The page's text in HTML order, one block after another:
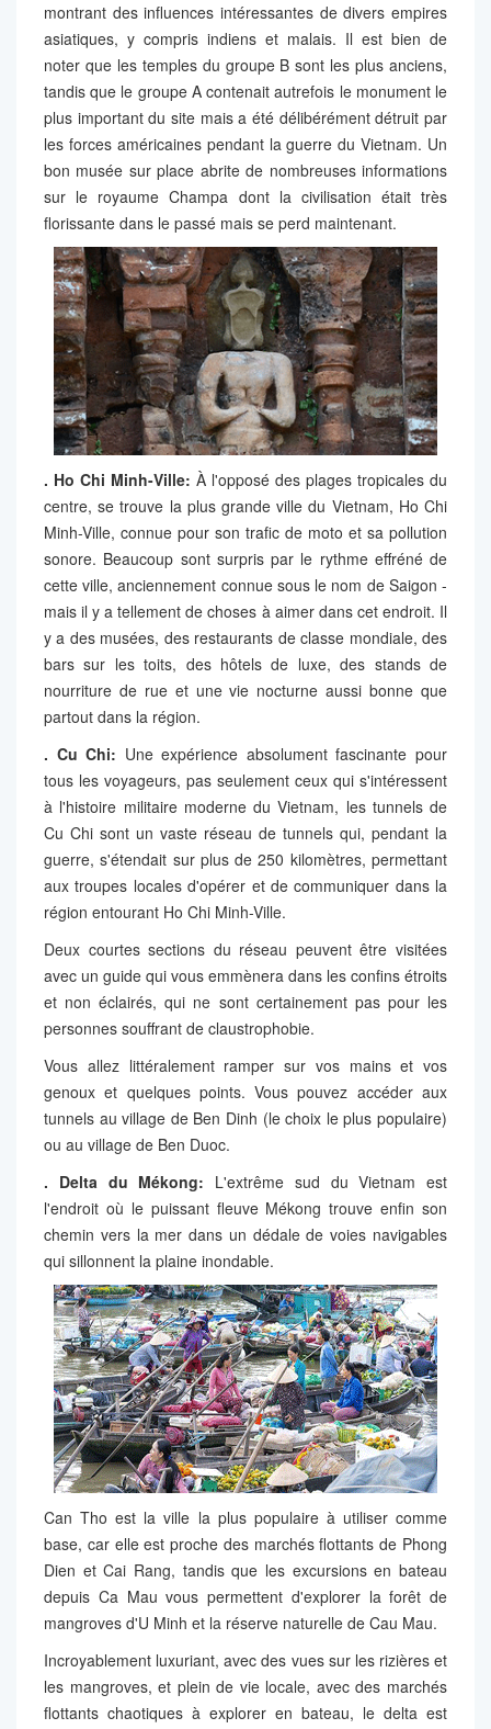
montrant des influences intéressantes de divers empires
asiatiques, y compris indiens et malais. Il est bien de
noter que les temples du groupe B sont les plus anciens,
tandis que le groupe A contenait autrefois le monument le
plus important du site mais a été délibérément détruit par
les forces américaines pendant la guerre du Vietnam. Un
bon musée sur place abrite de nombreuses informations
sur le royaume Champa dont la civilisation était très
florissante dans le passé mais se perd maintenant.
. Ho Chi Minh-Ville: À l'opposé des plages tropicales du
centre, se trouve la plus grande ville du Vietnam, Ho Chi
Minh-Ville, connue pour son trafic de moto et sa pollution
sonore. Beaucoup sont surpris par le rythme effréné de
cette ville, anciennement connue sous le nom de Saigon -
mais il y a tellement de choses à aimer dans cet endroit. Il
y a des musées, des restaurants de classe mondiale, des
bars sur les toits, des hôtels de luxe, des stands de
nourriture de rue et une vie nocturne aussi bonne que
partout dans la région.
. Cu Chi: Une expérience absolument fascinante pour
tous les voyageurs, pas seulement ceux qui s'intéressent
à l'histoire militaire moderne du Vietnam, les tunnels de
Cu Chi sont un vaste réseau de tunnels qui, pendant la
guerre, s'étendait sur plus de 250 kilomètres, permettant
aux troupes locales d'opérer et de communiquer dans la
région entourant Ho Chi Minh-Ville.
Deux courtes sections du réseau peuvent être visitées
avec un guide qui vous emmènera dans les confins étroits
et non éclairés, qui ne sont certainement pas pour les
personnes souffrant de claustrophobie.
Vous allez littéralement ramper sur vos mains et vos
genoux et quelques points. Vous pouvez accéder aux
tunnels au village de Ben Dinh (le choix le plus populaire)
ou au village de Ben Duoc.
. Delta du Mékong: L'extrême sud du Vietnam est
l'endroit où le puissant fleuve Mékong trouve enfin son
chemin vers la mer dans un dédale de voies navigables
qui sillonnent la plaine inondable.
Can Tho est la ville la plus populaire à utiliser comme
base, car elle est proche des marchés flottants de Phong
Dien et Cai Rang, tandis que les excursions en bateau
depuis Ca Mau vous permettent d'explorer la forêt de
mangroves d'U Minh et la réserve naturelle de Cau Mau.
Incroyablement luxuriant, avec des vues sur les rizières et
les mangroves, et plein de vie locale, avec des marchés
flottants chaotiques à explorer en bateau, le delta est